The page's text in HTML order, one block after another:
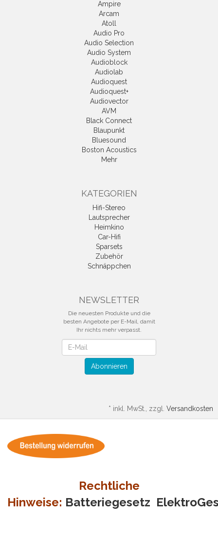
Ampire
Arcam
Atoll
Audio Pro
Audio Selection
Audio System
Audioblock
Audiolab
Audioquest
Audioquest+
Audiovector
AVM
Black Connect
Blaupunkt
Bluesound
Boston Acoustics
Mehr
KATEGORIEN
Hifi-Stereo
Lautsprecher
Heimkino
Car-Hifi
Sparsets
Zubehör
Schnäppchen
NEWSLETTER
Die neuesten Produkte und die
besten Angebote per E-Mail, damit
Ihr nichts mehr verpasst.
Abonnieren
* inkl. MwSt., zzgl. Versandkosten
Rechtliche
Hinweise: Batteriegesetz